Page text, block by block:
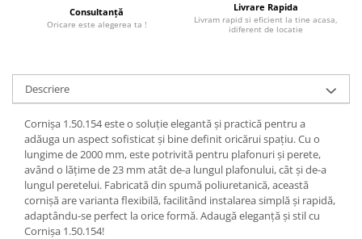
Consultanță
Oricare este alegerea ta !
Livrare Rapida
Livram rapid si eficient la tine acasa,
idiferent de locatie
Descriere
Cornișa 1.50.154 este o soluție elegantă și practică pentru a
adăuga un aspect sofisticat și bine definit oricărui spațiu. Cu o
lungime de 2000 mm, este potrivită pentru plafonuri și perete,
având o lățime de 23 mm atât de-a lungul plafonului, cât și de-a
lungul peretelui. Fabricată din spumă poliuretanică, această
cornișă are varianta flexibilă, facilitând instalarea simplă și rapidă,
adaptându-se perfect la orice formă. Adaugă eleganță și stil cu
Cornișa 1.50.154!